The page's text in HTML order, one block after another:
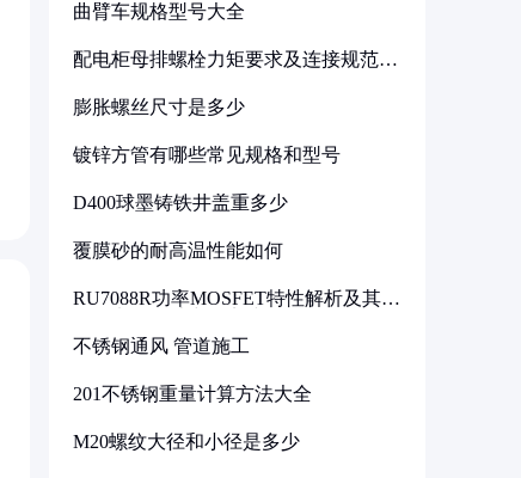
曲臂车规格型号大全
配电柜母排螺栓力矩要求及连接规范详
膨胀螺丝尺寸是多少
镀锌方管有哪些常见规格和型号
D400球墨铸铁井盖重多少
覆膜砂的耐高温性能如何
RU7088R功率MOSFET特性解析及其在
不锈钢通风 管道施工
201不锈钢重量计算方法大全
M20螺纹大径和小径是多少